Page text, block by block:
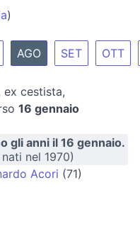
)
AGO SET OTT
ex cestista,
16 gennaio
gli anni il 16 gennaio.
nel 1970)
Acori (71)